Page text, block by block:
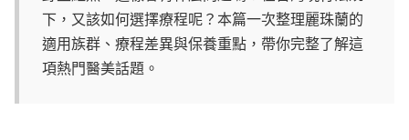
下，又該如何選擇療程呢？本篇一次整理麗珠蘭的
適用族群、療程差異與保養重點，帶你完整了解這
項熱門醫美話題。